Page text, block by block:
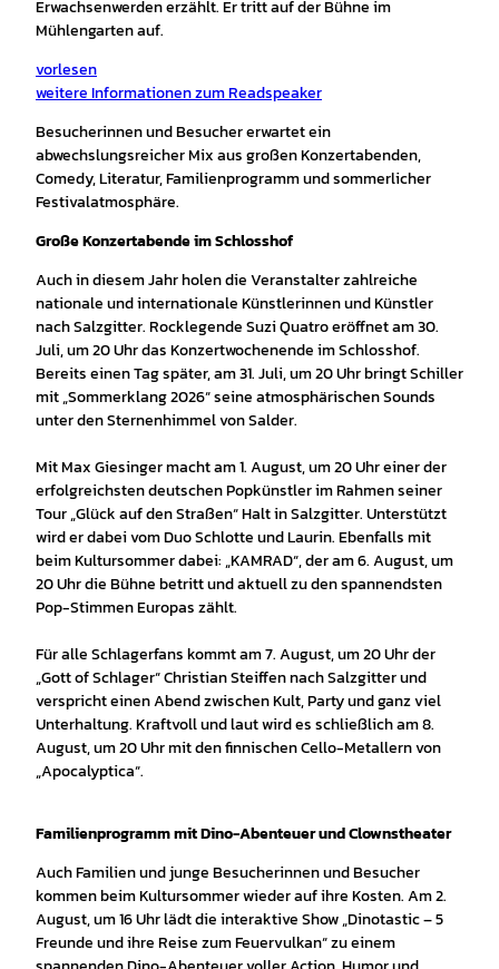
Erwachsenwerden erzählt. Er tritt auf der Bühne im
Mühlengarten auf.
vorlesen
weitere Informationen zum Readspeaker
Besucherinnen und Besucher erwartet ein
abwechslungsreicher Mix aus großen Konzertabenden,
Comedy, Literatur, Familienprogramm und sommerlicher
Festivalatmosphäre.
Große Konzertabende im Schlosshof
Auch in diesem Jahr holen die Veranstalter zahlreiche
nationale und internationale Künstlerinnen und Künstler
nach Salzgitter. Rocklegende Suzi Quatro eröffnet am 30.
Juli, um 20 Uhr das Konzertwochenende im Schlosshof.
Bereits einen Tag später, am 31. Juli, um 20 Uhr bringt Schiller
mit „Sommerklang 2026“ seine atmosphärischen Sounds
unter den Sternenhimmel von Salder.
Mit Max Giesinger macht am 1. August, um 20 Uhr einer der
erfolgreichsten deutschen Popkünstler im Rahmen seiner
Tour „Glück auf den Straßen“ Halt in Salzgitter. Unterstützt
wird er dabei vom Duo Schlotte und Laurin. Ebenfalls mit
beim Kultursommer dabei: „KAMRAD“, der am 6. August, um
20 Uhr die Bühne betritt und aktuell zu den spannendsten
Pop-Stimmen Europas zählt.
Für alle Schlagerfans kommt am 7. August, um 20 Uhr der
„Gott of Schlager“ Christian Steiffen nach Salzgitter und
verspricht einen Abend zwischen Kult, Party und ganz viel
Unterhaltung. Kraftvoll und laut wird es schließlich am 8.
August, um 20 Uhr mit den finnischen Cello-Metallern von
„Apocalyptica“.
Familienprogramm mit Dino-Abenteuer und Clownstheater
Auch Familien und junge Besucherinnen und Besucher
kommen beim Kultursommer wieder auf ihre Kosten. Am 2.
August, um 16 Uhr lädt die interaktive Show „Dinotastic – 5
Freunde und ihre Reise zum Feuervulkan“ zu einem